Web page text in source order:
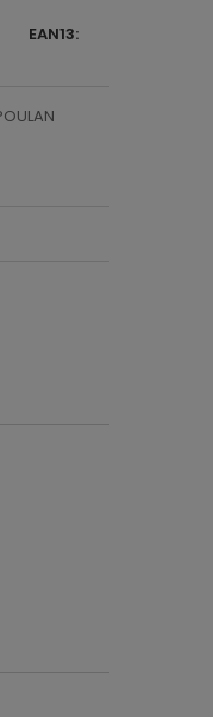
EAN13: